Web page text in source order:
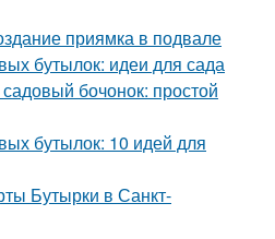
приямка в подвале
бутылок: идеи для сада
бочонок: простой
бутылок: 10 идей для
Бутырки в Санкт-